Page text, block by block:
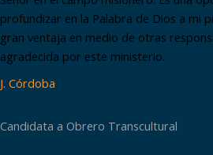
profundizar en la Palabra de Dios a mi
gran ventaja en medio de otras
agradecida por este ministerio.
J. Córdoba
Candidata a Obrero Transcultural